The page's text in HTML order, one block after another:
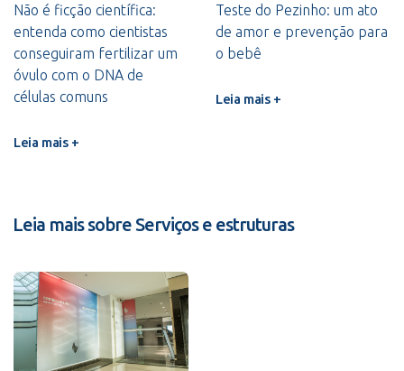
Não é ficção científica:
entenda como cientistas
conseguiram fertilizar um
óvulo com o DNA de
células comuns
Leia mais +
Teste do Pezinho: um ato
de amor e prevenção para
o bebê
Leia mais +
Leia mais sobre Serviços e estruturas